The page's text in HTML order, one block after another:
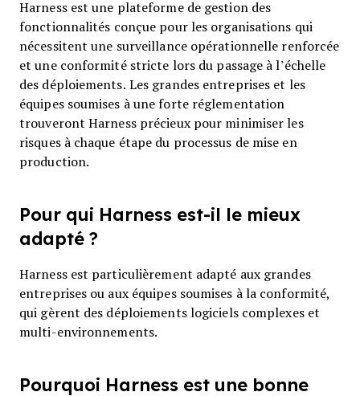
Harness est une plateforme de gestion des
fonctionnalités conçue pour les organisations qui
nécessitent une surveillance opérationnelle renforcée
et une conformité stricte lors du passage à l’échelle
des déploiements. Les grandes entreprises et les
équipes soumises à une forte réglementation
trouveront Harness précieux pour minimiser les
risques à chaque étape du processus de mise en
production.
Pour qui Harness est-il le mieux
adapté ?
Harness est particulièrement adapté aux grandes
entreprises ou aux équipes soumises à la conformité,
qui gèrent des déploiements logiciels complexes et
multi-environnements.
Pourquoi Harness est une bonne